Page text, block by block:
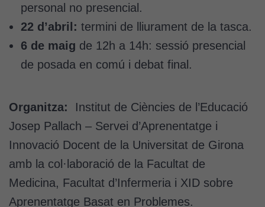
personal no presencial.
22 d’abril: termini de lliurament de la tasca.
6 de maig de 12h a 14h: sessió presencial
de posada en comú i debat final.
Organitza: Institut de Ciències de l’Educació
Josep Pallach – Servei d’Aprenentatge i
Innovació Docent de la Universitat de Girona
amb la col·laboració de la Facultat de
Medicina, Facultat d’Infermeria i XID sobre
Aprenentatge Basat en Problemes.